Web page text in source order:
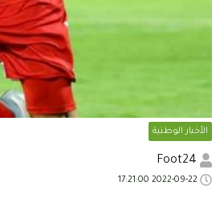
الأخبار الوطنية